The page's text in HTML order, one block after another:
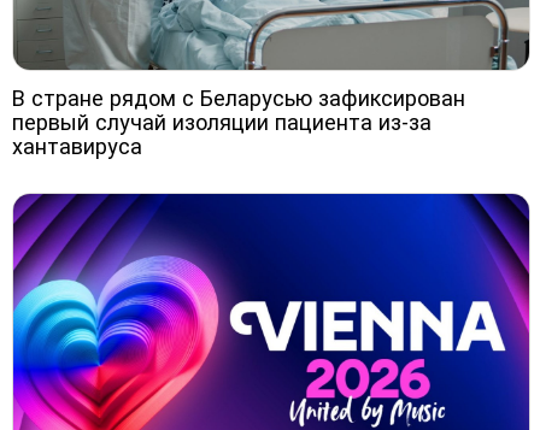
В стране рядом с Беларусью зафиксирован
первый случай изоляции пациента из-за
хантавируса